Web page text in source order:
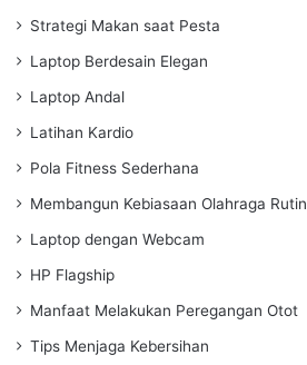
Strategi Makan saat Pesta
Laptop Berdesain Elegan
Laptop Andal
Latihan Kardio
Pola Fitness Sederhana
Membangun Kebiasaan Olahraga Rutin
Laptop dengan Webcam
HP Flagship
Manfaat Melakukan Peregangan Otot
Tips Menjaga Kebersihan